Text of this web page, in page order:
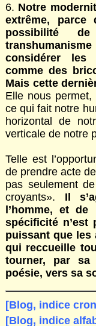
6. Notre
extrême, parce
possibilité
considérer les
comme des
Mais cette
Elle nous
ce qui fait notre
horizontal de
verticale de notre
Telle est
de prendre acte
pas seulement
croyants». Il
l’homme, et
spécificité n’est
puissant que les
qui reccueille
tourner, par
poésie, vers sa
[Blog, indice
[Blog, indice